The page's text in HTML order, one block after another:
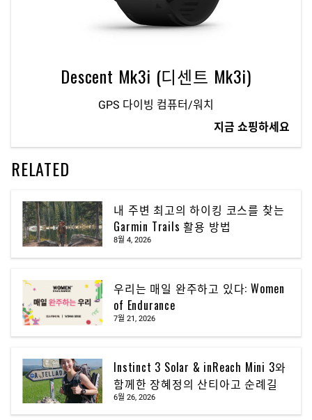
Descent Mk3i (디센트 Mk3i)
GPS 다이빙 컴퓨터/워치
지금 쇼핑하세요
RELATED
내 주변 최고의 하이킹 코스를 찾는
Garmin Trails 활용 방법
8월 4, 2026
우리는 매일 완주하고 있다: Women
of Endurance
7월 21, 2026
Instinct 3 Solar & inReach Mini 3와
함께한 장혜정의 산티아고 순례길
6월 26, 2026